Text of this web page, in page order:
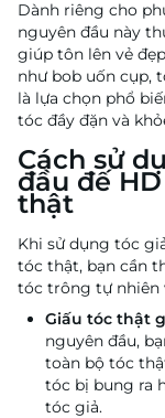
Dành riêng cho
nguyên đầu này
giúp tôn lên vẻ
như bob uốn cụp,
là lựa chọn phổ
tóc đầy đặn và
Cách sử
đầu đế
thật
Khi sử dụng tóc
tóc thật, bạn cần
tóc trông tự nhiên
Giấu tóc thật
nguyên đầu,
toàn bộ tóc
tóc bị bung ra
tóc giả.